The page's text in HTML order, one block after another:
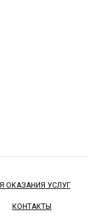
ОКАЗАНИЯ УСЛУГ
КОНТАКТЫ